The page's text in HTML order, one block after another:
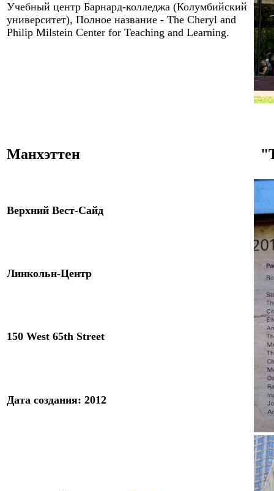
Учебный центр Барнард-колледжа (Колумбийский
университет), Полное название - The Cheryl and
Philip Milstein Center for Teaching and Learning.
Манхэттен
Верхний Вест-Сайд
Линкольн-Центр
150 West 65th Street
Дата создания: 2012